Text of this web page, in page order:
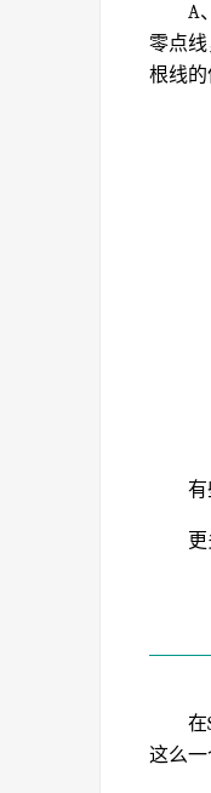
A
零点
根线的
有
在
这么一